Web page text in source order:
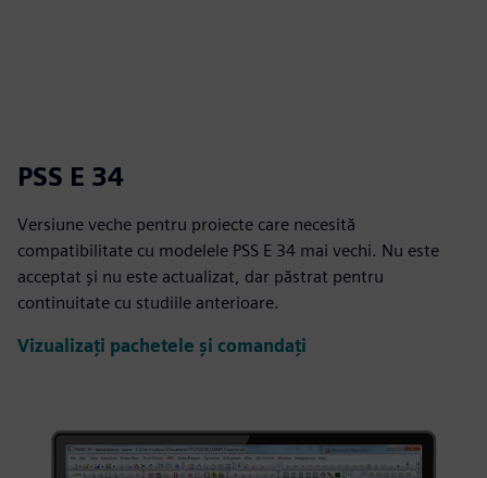
PSS E 34
Versiune veche pentru proiecte care necesită
compatibilitate cu modelele PSS E 34 mai vechi. Nu este
acceptat și nu este actualizat, dar păstrat pentru
continuitate cu studiile anterioare.
Vizualizați pachetele și comandați